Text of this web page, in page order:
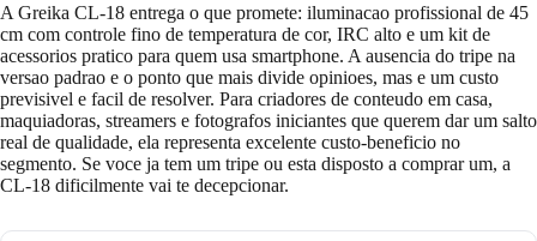
A Greika CL-18 entrega o que promete: iluminacao profissional de 45
cm com controle fino de temperatura de cor, IRC alto e um kit de
acessorios pratico para quem usa smartphone. A ausencia do tripe na
versao padrao e o ponto que mais divide opinioes, mas e um custo
previsivel e facil de resolver. Para criadores de conteudo em casa,
maquiadoras, streamers e fotografos iniciantes que querem dar um salto
real de qualidade, ela representa excelente custo-beneficio no
segmento. Se voce ja tem um tripe ou esta disposto a comprar um, a
CL-18 dificilmente vai te decepcionar.